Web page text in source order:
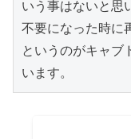
いう事はないと思
不要になった時に
というのがキャブ
います。